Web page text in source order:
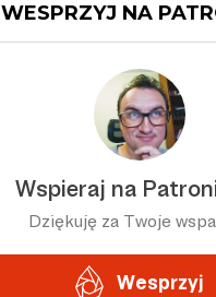
WESPRZYJ NA